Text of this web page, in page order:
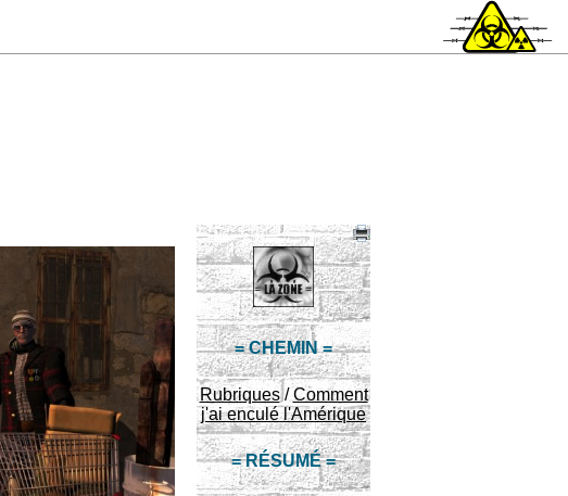
= CHEMIN =
Rubriques/Comment
j'ai enculé l'Amérique
= RÉSUMÉ =